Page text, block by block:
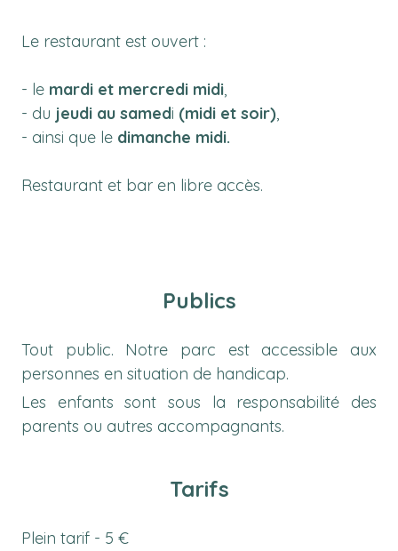
Le restaurant est ouvert :
- le mardi et mercredi midi,
- du jeudi au samedi (midi et soir),
- ainsi que le dimanche midi.
Restaurant et bar en libre accès.
Publics
Tout public. Notre parc est accessible aux
personnes en situation de handicap.
Les enfants sont sous la responsabilité des
parents ou autres accompagnants.
Tarifs
Plein tarif - 5 €